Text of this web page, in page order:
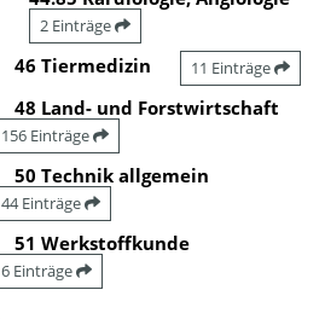
2 Einträge
46 Tiermedizin 11 Einträge
48 Land- und Forstwirtschaft
156 Einträge
50 Technik allgemein
44 Einträge
51 Werkstoffkunde
6 Einträge